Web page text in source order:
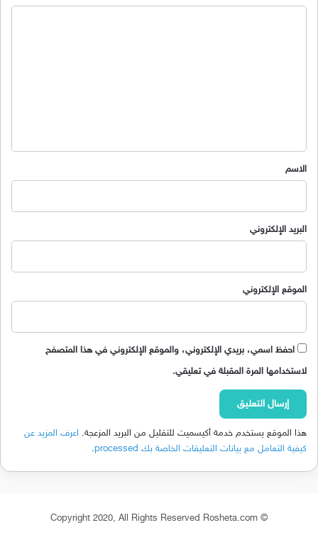
*
الاسم
البريد الإلكتروني
الموقع الإلكتروني
احفظ اسمي، بريدي الإلكتروني، والموقع الإلكتروني في هذا المتصفح
لاستخدامها المرة المقبلة في تعليقي.
هذا الموقع يستخدم خدمة أكيسميت للتقليل من البريد المزعجة. اعرف المزيد عن
كيفية التعامل مع بيانات التعليقات الخاصة بك processed
.
© Copyright 2020, All Rights Reserved Rosheta.com